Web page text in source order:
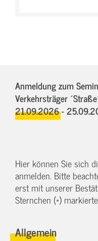
Anmeldung zum
Verkehrsträger
21.09.2026 -
Hier können Sie sich
anmelden. Bitte
erst mit unserer
Sternchen (*)
Allgemein